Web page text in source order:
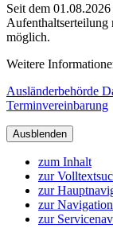
Seit dem
Aufenthaltserteilung
möglich.
Weitere
Ausländerbehörde
Terminvereinbarung
Ausblenden
zum Inhalt
zur
zur
zur Navigation
zur